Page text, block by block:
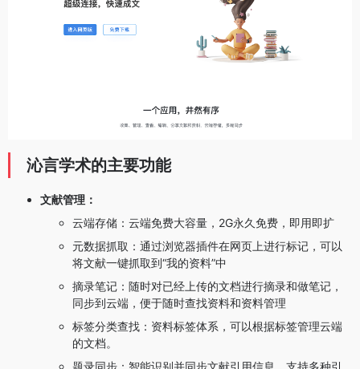
沁言学术的主要功能
文献管理：
云端存储：云端免费大容量，2G永久免费，即用即扩
元数据抓取：通过浏览器插件在网页上进行标记，可以
将文献一键抓取到“我的资料”中
摘录笔记：随时对已经上传的文档进行摘录和做笔记，
同步到云端，便于随时查找资料和资料管理
标签分类查找：资料标签体系，可以根据标签管理云端
的文档。